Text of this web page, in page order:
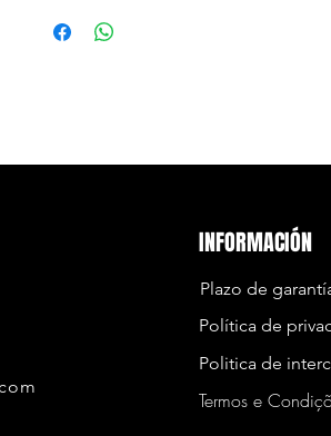
meses a partir da data de compra.
INFORMACIÓN
Plazo de
Política de
Politica de
Termos e